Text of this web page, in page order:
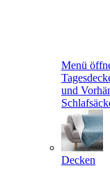
Menü
und
Decken